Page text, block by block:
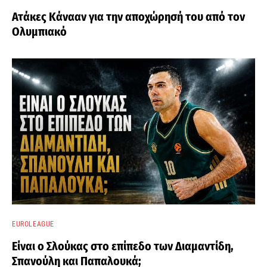
Ατάκες Κάνααν για την αποχώρησή του από τον
Ολυμπιακό
EUROLEAGUE
Είναι ο Σλούκας στο επίπεδο των Διαμαντίδη,
Σπανούλη και Παπαλουκά;